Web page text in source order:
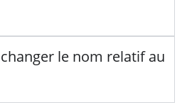
le nom relatif au